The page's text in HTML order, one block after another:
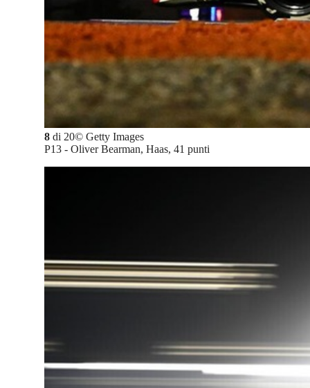
8 di 20© Getty Images
P13 - Oliver Bearman, Haas, 41 punti